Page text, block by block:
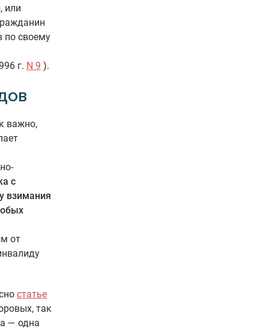
или
по своему
г. N 9 ).
важно,
с
взимания
от
статье
так
— одна